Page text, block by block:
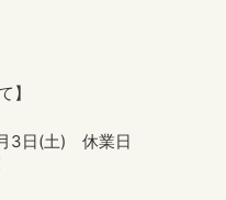
】
3日(土) 休業日